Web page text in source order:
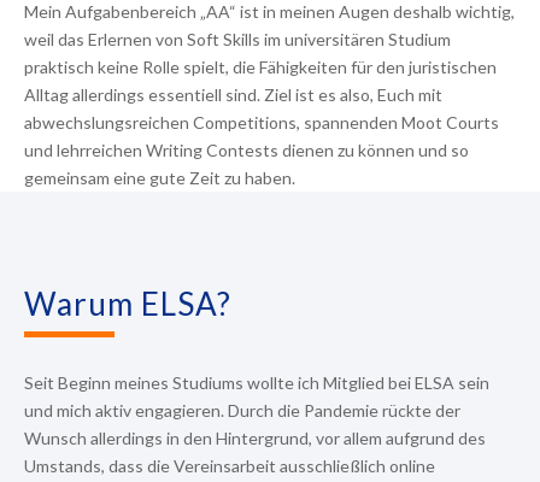
Mein Aufgabenbereich „AA“ ist in meinen Augen deshalb wichtig,
weil das Erlernen von Soft Skills im universitären Studium
praktisch keine Rolle spielt, die Fähigkeiten für den juristischen
Alltag allerdings essentiell sind. Ziel ist es also, Euch mit
abwechslungsreichen Competitions, spannenden Moot Courts
und lehrreichen Writing Contests dienen zu können und so
gemeinsam eine gute Zeit zu haben.
Warum ELSA?
Seit Beginn meines Studiums wollte ich Mitglied bei ELSA sein
und mich aktiv engagieren. Durch die Pandemie rückte der
Wunsch allerdings in den Hintergrund, vor allem aufgrund des
Umstands, dass die Vereinsarbeit ausschließlich online